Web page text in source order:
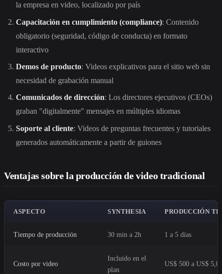
la empresa en video, localizado por país
Capacitación en cumplimiento (compliance): Contenido
obligatorio (seguridad, código de conducta) en formato
interactivo
Demos de producto: Videos explicativos para el sitio web sin
necesidad de grabación manual
Comunicados de dirección: Los directores ejecutivos (CEOs)
graban "digitalmente" mensajes en múltiples idiomas
Soporte al cliente: Videos de preguntas frecuentes y tutoriales
generados automáticamente a partir de guiones
Ventajas sobre la producción de video tradicional
ASPECTO SYNTHESIA PRODUCCIÓN
Tiempo de producción 30 min a 2h 1 a 5 días
Costo por video
Incluido en el
plan
US$ 500 a US$